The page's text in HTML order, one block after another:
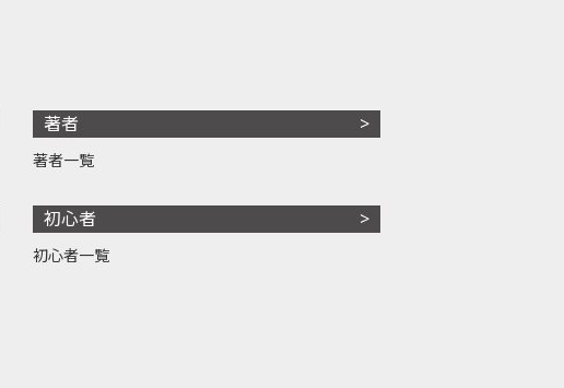
著者
著者一覧
初心者
初心者一覧